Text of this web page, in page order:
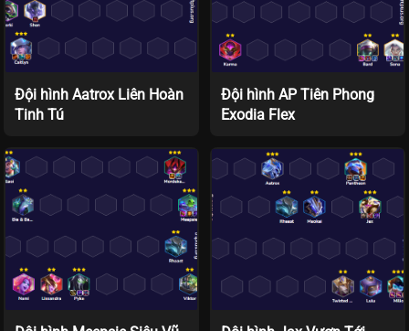
Đội hình Aatrox Liên Hoàn
Tinh Tú
Đội hình AP Tiên Phong
Exodia Flex